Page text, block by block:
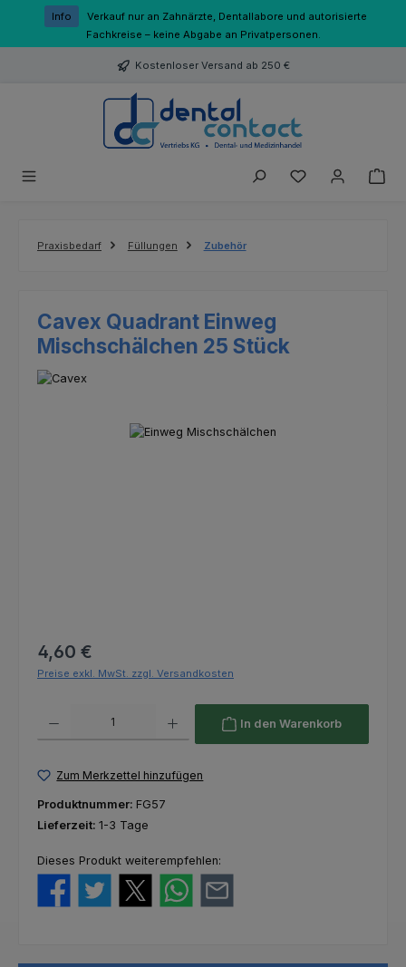
Zum Hauptinhalt springen
Info
Verkauf nur an Zahnärzte, Dentallabore und autorisierte
Fachkreise – keine Abgabe an Privatpersonen.
Kostenloser Versand ab 250 €
Du hast 0
Praxisbedarf Füllungen Zubehör
Cavex Quadrant Einweg
Mischschälchen 25 Stück
Bildergalerie überspringen
Regulärer Preis:
4,60 €
Preise exkl. MwSt. zzgl. Versandkosten
In den Warenkorb
Zum Merkzettel hinzufügen
Produktnummer: FG57
Lieferzeit: 1-3 Tage
Dieses Produkt weiterempfehlen: